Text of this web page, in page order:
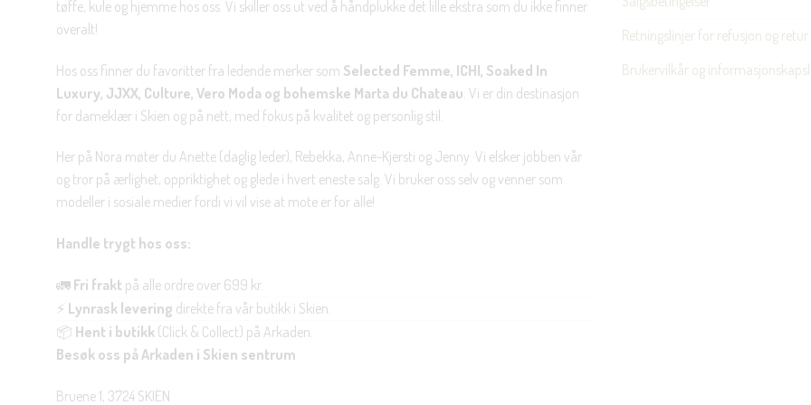
tøffe, kule og hjemme hos oss. Vi skiller oss ut ved å håndplukke det lille ekstra som du ikke finner
overalt!
Hos oss finner du favoritter fra ledende merker som Selected Femme, ICHI, Soaked In
Luxury, JJXX, Culture, Vero Moda og bohemske Marta du Chateau . Vi er din destinasjon
for dameklær i Skien og på nett, med fokus på kvalitet og personlig stil.
Her på Nora møter du Anette (daglig leder), Rebekka, Anne-Kjersti og Jenny. Vi elsker jobben vår
og tror på ærlighet, oppriktighet og glede i hvert eneste salg. Vi bruker oss selv og venner som
modeller i sosiale medier fordi vi vil vise at mote er for alle!
Handle trygt hos oss:
🚛 Fri frakt på alle ordre over 699 kr.
⚡ Lynrask levering direkte fra vår butikk i Skien.
📦 Hent i butikk (Click & Collect) på Arkaden.
Besøk oss på Arkaden i Skien sentrum
Bruene 1, 3724 SKIEN
Retningslinjer for refusjon og retur
Brukervilkår og